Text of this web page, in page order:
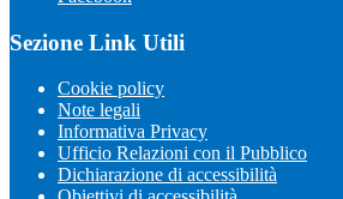
Sezione Link Utili
Cookie policy
Note legali
Informativa Privacy
Ufficio Relazioni con il Pubblico
Dichiarazione di accessibilità